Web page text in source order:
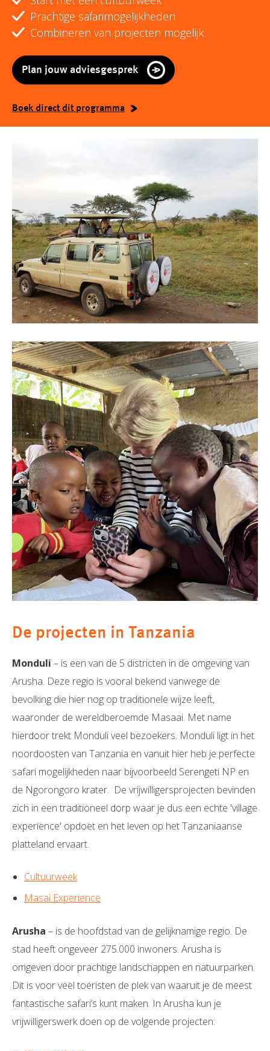
Prachtige safarimogelijkheden
Combineren van projecten mogelijk
Plan jouw adviesgesprek
Boek direct dit programma
De projecten in Tanzania
Monduli – is een van de 5 districten in de omgeving van
Arusha. Deze regio is vooral bekend vanwege de
bevolking die hier nog op traditionele wijze leeft,
waaronder de wereldberoemde Masaai. Met name
hierdoor trekt Monduli veel bezoekers. Monduli ligt in het
noordoosten van Tanzania en vanuit hier heb je perfecte
safari mogelijkheden naar bijvoorbeeld Serengeti NP en
de Ngorongoro krater. De vrijwilligersprojecten bevinden
zich in een traditioneel dorp waar je dus een echte 'village
experience' opdoet en het leven op het Tanzaniaanse
platteland ervaart.
Cultuurweek
Masai Experience
Arusha – is de hoofdstad van de gelijknamige regio. De
stad heeft ongeveer 275.000 inwoners. Arusha is
omgeven door prachtige landschappen en natuurparken.
Dit is voor veel toeristen de plek van waaruit je de meest
fantastische safari’s kunt maken. In Arusha kun je
vrijwilligerswerk doen op de volgende projecten: